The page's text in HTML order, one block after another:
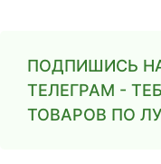
ПОДПИШИСЬ
ТЕЛЕГРАМ -
ТОВАРОВ ПО